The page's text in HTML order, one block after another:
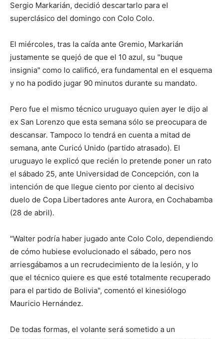
Sergio Markarián, decidió descartarlo para el
superclásico del domingo con Colo Colo.
El miércoles, tras la caída ante Gremio, Markarián
justamente se quejó de que el 10 azul, su "buque
insignia" como lo calificó, era fundamental en el esquema
y no ha podido jugar 90 minutos durante su mandato.
Pero fue el mismo técnico uruguayo quien ayer le dijo al
ex San Lorenzo que esta semana sólo se preocupara de
descansar. Tampoco lo tendrá en cuenta a mitad de
semana, ante Curicó Unido (partido atrasado). El
uruguayo le explicó que recién lo pretende poner un rato
el sábado 25, ante Universidad de Concepción, con la
intención de que llegue ciento por ciento al decisivo
duelo de Copa Libertadores ante Aurora, en Cochabamba
(28 de abril).
"Walter podría haber jugado ante Colo Colo, dependiendo
de cómo hubiese evolucionado el sábado, pero nos
arriesgábamos a un recrudecimiento de la lesión, y lo
que el técnico quiere es que esté totalmente recuperado
para el partido de Bolivia", comentó el kinesiólogo
Mauricio Hernández.
De todas formas, el volante será sometido a un